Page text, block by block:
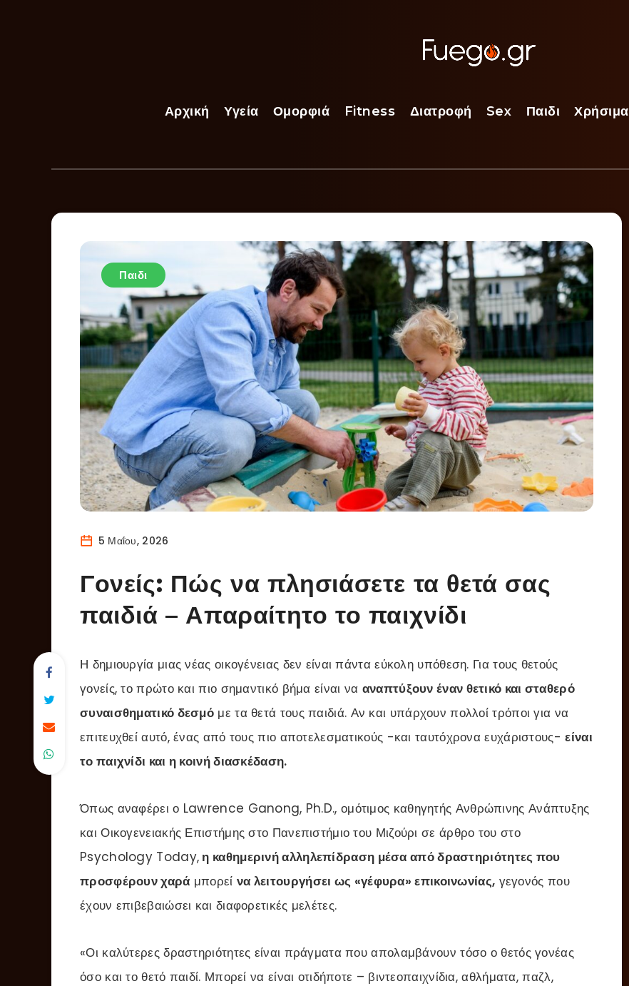
Αρχική Υγεία Ομορφιά Fitness Διατροφή Sex Παιδι Χρήσιμα
Παιδι
5 Μαΐου, 2026
Γονείς: Πώς να πλησιάσετε τα θετά σας
παιδιά – Απαραίτητο το παιχνίδι
Η δημιουργία μιας νέας οικογένειας δεν είναι πάντα εύκολη υπόθεση. Για τους θετούς
γονείς, το πρώτο και πιο σημαντικό βήμα είναι να αναπτύξουν έναν θετικό και σταθερό
συναισθηματικό δεσμό με τα θετά τους παιδιά. Αν και υπάρχουν πολλοί τρόποι για να
επιτευχθεί αυτό, ένας από τους πιο αποτελεσματικούς -και ταυτόχρονα ευχάριστους-είναι
το παιχνίδι και η κοινή διασκέδαση.
Όπως αναφέρει ο Lawrence Ganong, Ph.D., ομότιμος καθηγητής Ανθρώπινης Ανάπτυξης
και Οικογενειακής Επιστήμης στο Πανεπιστήμιο του Μιζούρι σε άρθρο του στο
Psychology Today, η καθημερινή αλληλεπίδραση μέσα από δραστηριότητες που
προσφέρουν χαρά μπορεί να λειτουργήσει ως «γέφυρα» επικοινωνίας, γεγονός που
έχουν επιβεβαιώσει και διαφορετικές μελέτες.
«Οι καλύτερες δραστηριότητες είναι πράγματα που απολαμβάνουν τόσο ο θετός γονέας
όσο και το θετό παιδί. Μπορεί να είναι οτιδήποτε – βιντεοπαιχνίδια, αθλήματα, παζλ,